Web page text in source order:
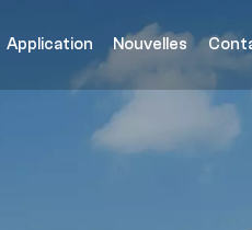
Application Nouvelles